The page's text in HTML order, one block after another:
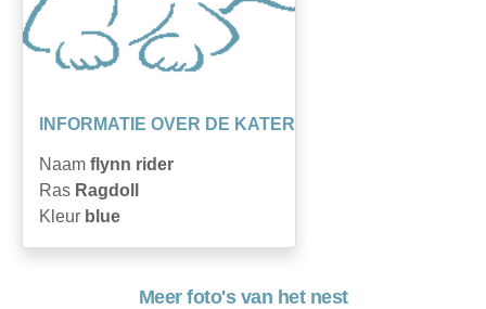
INFORMATIE OVER DE KATER
Naam flynn rider
Ras Ragdoll
Kleur blue
Meer foto's van het nest